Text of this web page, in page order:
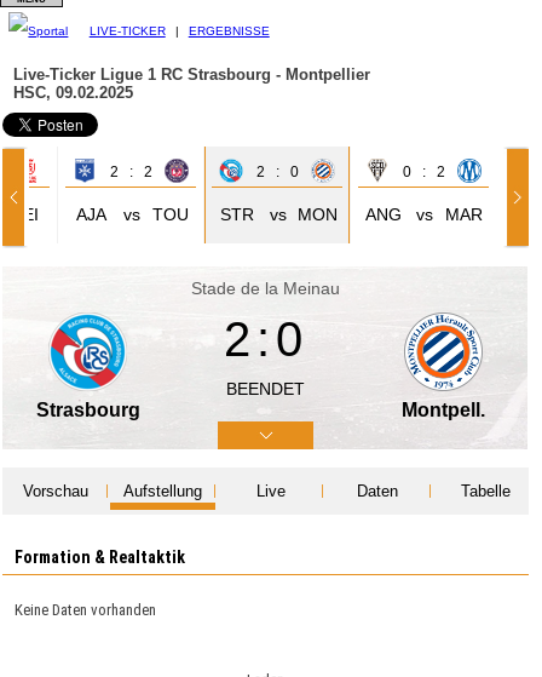
LIVE-TICKER | ERGEBNISSE
Live-Ticker Ligue 1 RC Strasbourg - Montpellier
HSC, 09.02.2025
REI
2 : 2
AJA vs TOU
2 : 0
STR vs MON
0 : 2
ANG vs MAR
Stade de la Meinau
Strasbourg
2:0
BEENDET
Montpell.
Vorschau Aufstellung Live Daten Tabelle
Formation & Realtaktik
Keine Daten vorhanden